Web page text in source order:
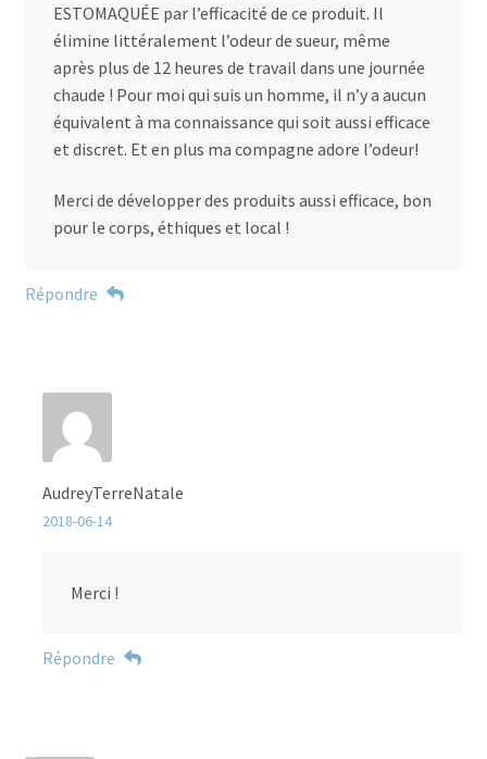
ESTOMAQUÉE par l’efficacité de ce produit. Il
élimine littéralement l’odeur de sueur, même
après plus de 12 heures de travail dans une journée
chaude ! Pour moi qui suis un homme, il n’y a aucun
équivalent à ma connaissance qui soit aussi efficace
et discret. Et en plus ma compagne adore l’odeur!
Merci de développer des produits aussi efficace, bon
pour le corps, éthiques et local !
Répondre
AudreyTerreNatale
2018-06-14
Merci !
Répondre